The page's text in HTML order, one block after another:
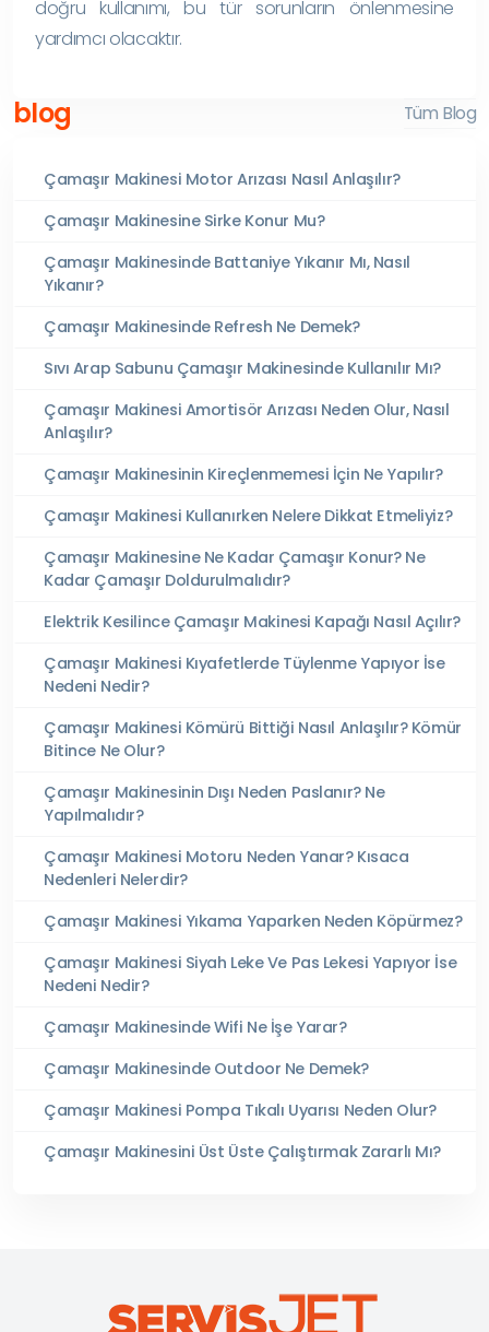
doğru kullanımı, bu tür sorunların önlenmesine
yardımcı olacaktır.
blog Tüm Blog
Çamaşır Makinesi Motor Arızası Nasıl Anlaşılır?
Çamaşır Makinesine Sirke Konur Mu?
Çamaşır Makinesinde Battaniye Yıkanır Mı, Nasıl
Yıkanır?
Çamaşır Makinesinde Refresh Ne Demek?
Sıvı Arap Sabunu Çamaşır Makinesinde Kullanılır Mı?
Çamaşır Makinesi Amortisör Arızası Neden Olur, Nasıl
Anlaşılır?
Çamaşır Makinesinin Kireçlenmemesi İçin Ne Yapılır?
Çamaşır Makinesi Kullanırken Nelere Dikkat Etmeliyiz?
Çamaşır Makinesine Ne Kadar Çamaşır Konur? Ne
Kadar Çamaşır Doldurulmalıdır?
Elektrik Kesilince Çamaşır Makinesi Kapağı Nasıl Açılır?
Çamaşır Makinesi Kıyafetlerde Tüylenme Yapıyor İse
Nedeni Nedir?
Çamaşır Makinesi Kömürü Bittiği Nasıl Anlaşılır? Kömür
Bitince Ne Olur?
Çamaşır Makinesinin Dışı Neden Paslanır? Ne
Yapılmalıdır?
Çamaşır Makinesi Motoru Neden Yanar? Kısaca
Nedenleri Nelerdir?
Çamaşır Makinesi Yıkama Yaparken Neden Köpürmez?
Çamaşır Makinesi Siyah Leke Ve Pas Lekesi Yapıyor İse
Nedeni Nedir?
Çamaşır Makinesinde Wifi Ne İşe Yarar?
Çamaşır Makinesinde Outdoor Ne Demek?
Çamaşır Makinesi Pompa Tıkalı Uyarısı Neden Olur?
Çamaşır Makinesini Üst Üste Çalıştırmak Zararlı Mı?